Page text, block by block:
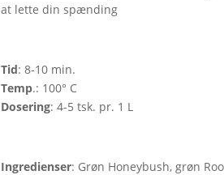
at lette din spænding
Tid: 8-10 min.
Temp.: 100° C
Dosering: 4-5 tsk. pr. 1 L
Ingredienser: Grøn Honeybush, grøn